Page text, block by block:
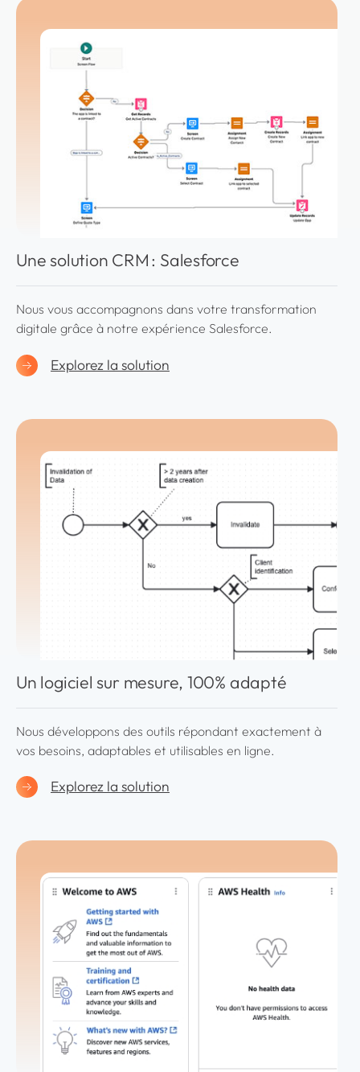
Une solution CRM : Salesforce
Nous vous accompagnons dans votre transformation
digitale grâce à notre expérience Salesforce.
Explorez la solution
Un logiciel sur mesure, 100% adapté
Nous développons des outils répondant exactement à
vos besoins, adaptables et utilisables en ligne.
Explorez la solution